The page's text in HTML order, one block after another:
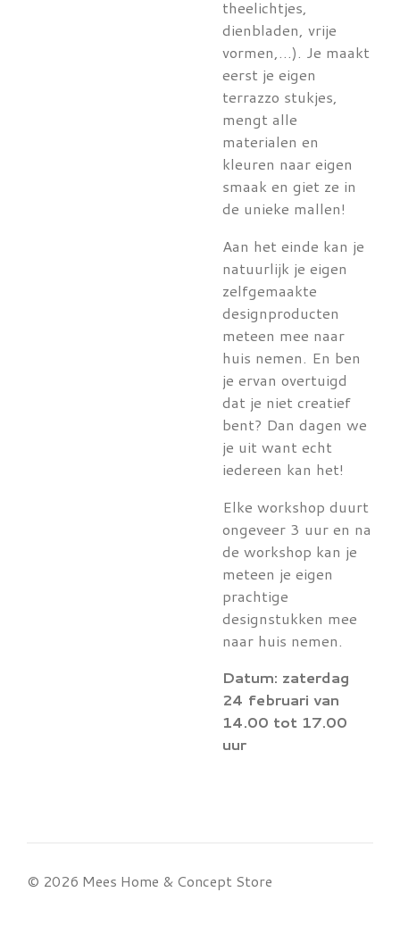
theelichtjes,
dienbladen, vrije
vormen,...). Je maakt
eerst je eigen
terrazzo stukjes,
mengt alle
materialen en
kleuren naar eigen
smaak en giet ze in
de unieke mallen!
Aan het einde kan je
natuurlijk je eigen
zelfgemaakte
designproducten
meteen mee naar
huis nemen. En ben
je ervan overtuigd
dat je niet creatief
bent? Dan dagen we
je uit want echt
iedereen kan het!
Elke workshop duurt
ongeveer 3 uur en na
de workshop kan je
meteen je eigen
prachtige
designstukken mee
naar huis nemen.
Datum: zaterdag
24 februari van
14.00 tot 17.00
uur
© 2026 Mees Home & Concept Store